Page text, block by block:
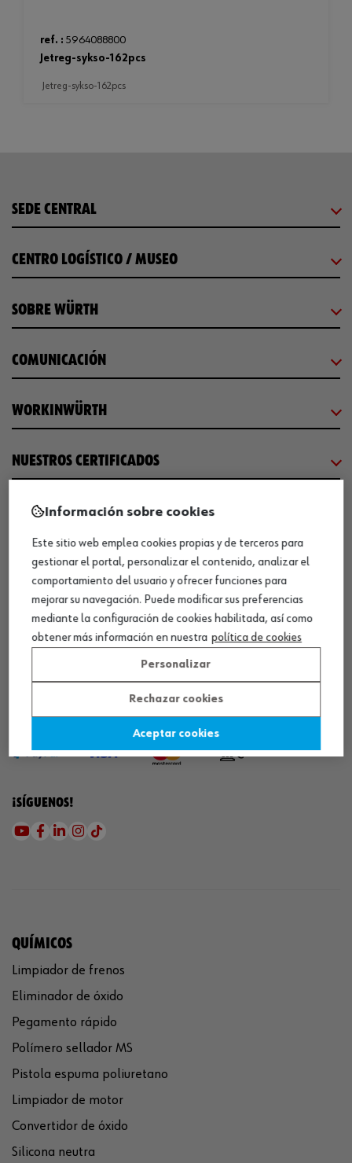
ref. : 5964088800
jetreg-sykso-162pcs
jetreg-sykso-162pcs
SEDE CENTRAL
CENTRO LOGÍSTICO / MUSEO
SOBRE WÜRTH
COMUNICACIÓN
WORKINWÜRTH
NUESTROS CERTIFICADOS
¡WÜRTH EMPRESA SOLIDARIA!
¡DESCARGA NUESTRA APP!
¡SÍGUENOS!
QUÍMICOS
Limpiador de frenos
Eliminador de óxido
Pegamento rápido
Polímero sellador MS
Pistola espuma poliuretano
Limpiador de motor
Convertidor de óxido
Silicona neutra
Información sobre cookies
Este sitio web emplea cookies propias y de terceros para
gestionar el portal, personalizar el contenido, analizar el
comportamiento del usuario y ofrecer funciones para
mejorar su navegación. Puede modificar sus preferencias
mediante la configuración de cookies habilitada, así como
obtener más información en nuestra política de cookies
Personalizar
Rechazar cookies
Aceptar cookies